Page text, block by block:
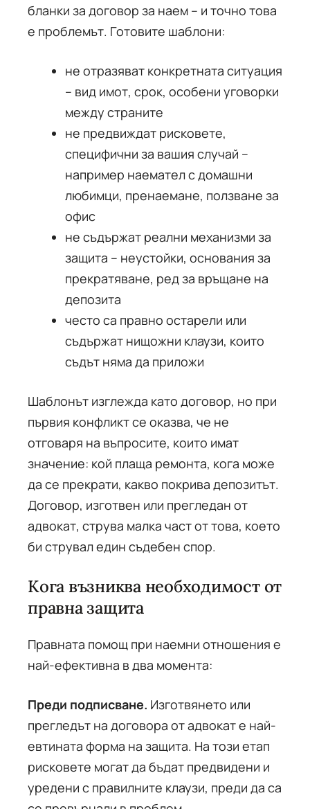
бланки за договор за наем – и точно това
е проблемът. Готовите шаблони:
не отразяват конкретната ситуация
– вид имот, срок, особени уговорки
между страните
не предвиждат рисковете,
специфични за вашия случай –
например наемател с домашни
любимци, пренаемане, ползване за
офис
не съдържат реални механизми за
защита – неустойки, основания за
прекратяване, ред за връщане на
депозита
често са правно остарели или
съдържат нищожни клаузи, които
съдът няма да приложи
Шаблонът изглежда като договор, но при
първия конфликт се оказва, че не
отговаря на въпросите, които имат
значение: кой плаща ремонта, кога може
да се прекрати, какво покрива депозитът.
Договор, изготвен или прегледан от
адвокат, струва малка част от това, което
би струвал един съдебен спор.
Кога възниква необходимост от
правна защита
Правната помощ при наемни отношения е
най-ефективна в два момента:
Преди подписване. Изготвянето или
прегледът на договора от адвокат е най-
евтината форма на защита. На този етап
рисковете могат да бъдат предвидени и
уредени с правилните клаузи, преди да са